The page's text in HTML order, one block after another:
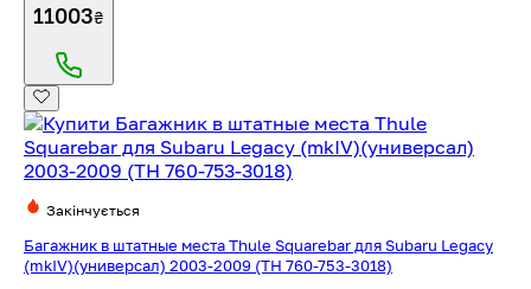
11003₴
Закінчується
Багажник в штатные места Thule Squarebar для Subaru Legacy
(mkIV)(универсал) 2003-2009 (TH 760-753-3018)